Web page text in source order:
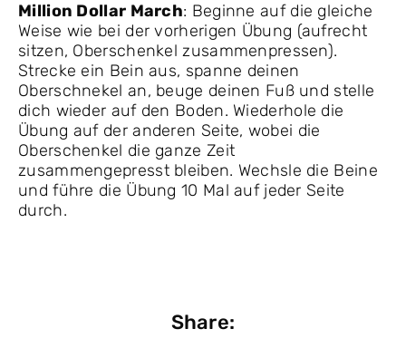
Million Dollar March: Beginne auf die gleiche
Weise wie bei der vorherigen Übung (aufrecht
sitzen, Oberschenkel zusammenpressen).
Strecke ein Bein aus, spanne deinen
Oberschnekel an, beuge deinen Fuß und stelle
dich wieder auf den Boden. Wiederhole die
Übung auf der anderen Seite, wobei die
Oberschenkel die ganze Zeit
zusammengepresst bleiben. Wechsle die Beine
und führe die Übung 10 Mal auf jeder Seite
durch.
Share: